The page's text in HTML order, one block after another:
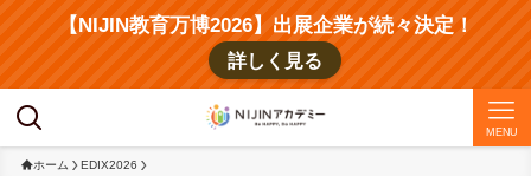
【NIJIN教育万博2026】出展企業が続々決定！
詳しく見る
MENU
ホーム EDIX2026